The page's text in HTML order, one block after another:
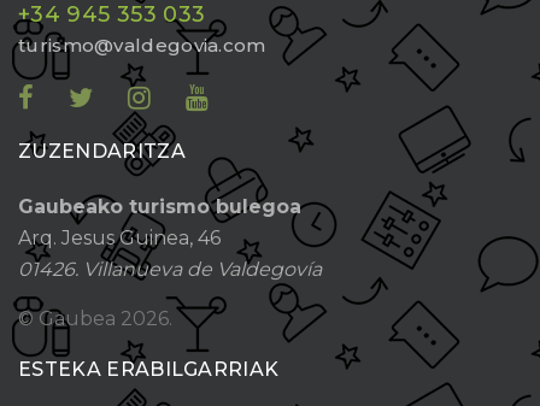
+34 945 353 033
turismo@valdegovia.com
ZUZENDARITZA
Gaubeako turismo bulegoa
Arq. Jesus Guinea, 46
01426. Villanueva de Valdegovía
© Gaubea 2026.
ESTEKA ERABILGARRIAK